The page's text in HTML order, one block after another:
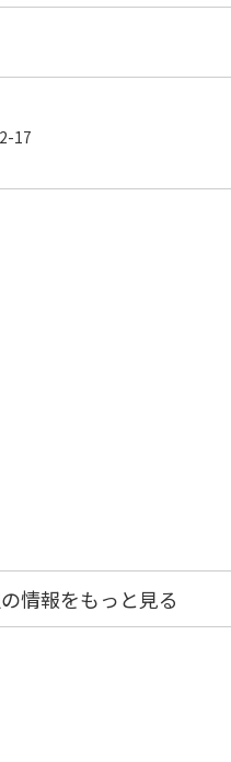
17
情報をもっと見る